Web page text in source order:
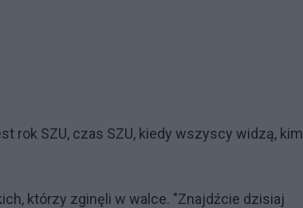
rok SZU, czas SZU, kiedy wszyscy widzą, kim
którzy zginęli w walce. "Znajdźcie dzisiaj